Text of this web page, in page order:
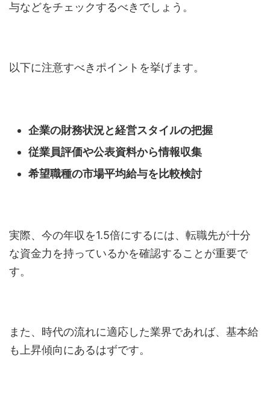
与などをチェックするべきでしょう。
以下に注意すべきポイントを挙げます。
企業の財務状況と経営スタイルの把握
従業員評価や公表資料から情報収集
希望職種の市場平均給与を比較検討
実際、今の年収を1.5倍にするには、転職先が十分
な資金力を持っているかを確認することが重要で
す。
また、時代の流れに適応した業界であれば、基本給
も上昇傾向にあるはずです。